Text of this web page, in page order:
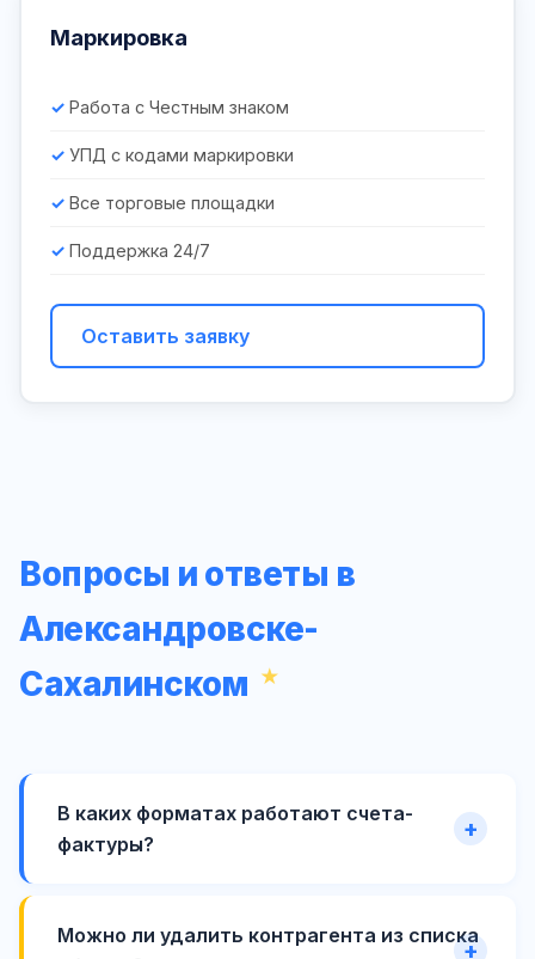
Маркировка
Работа с Честным знаком
УПД с кодами маркировки
Все торговые площадки
Поддержка 24/7
Оставить заявку
Вопросы и ответы в
Александровске-
Сахалинском
В каких форматах работают счета-
фактуры?
Можно ли удалить контрагента из списка